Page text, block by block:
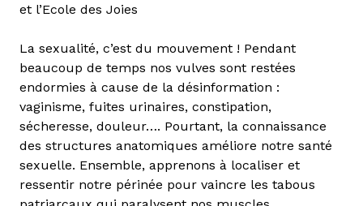
et l’Ecole des Joies
La sexualité, c’est du mouvement ! Pendant
beaucoup de temps nos vulves sont restées
endormies à cause de la désinformation :
vaginisme, fuites urinaires, constipation,
sécheresse, douleur…. Pourtant, la connaissance
des structures anatomiques améliore notre santé
sexuelle. Ensemble, apprenons à localiser et
ressentir notre périnée pour vaincre les tabous